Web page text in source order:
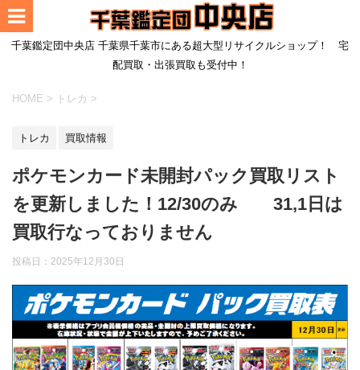
千葉鑑定団中央店 千葉県千葉市にある超大型リサイクルショップ！ 宅
配買取・出張買取も受付中！
HOME > トレカ >
トレカ 買取情報
ポケモンカード未開封パック買取リスト
を更新しました！12/30のみ 31,1日は
買取行なっておりません
投稿日： 2025年12月30日